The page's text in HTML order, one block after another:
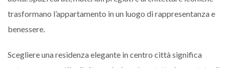
trasformano l’appartamento in un luogo di rappresentanza e
benessere.
Scegliere una residenza elegante in centro città significa